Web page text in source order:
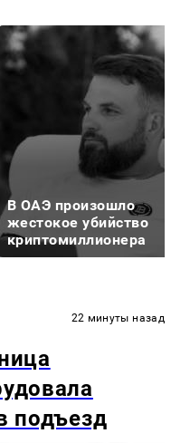
В ОАЭ произошло
жестокое убийство
криптомиллионера
22 минуты назад
подъезд